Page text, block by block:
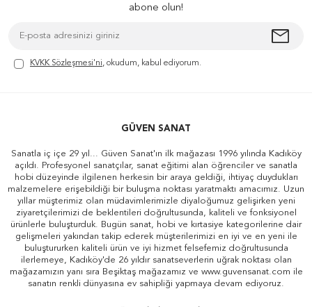
abone olun!
KVKK Sözleşmesi'ni, okudum, kabul ediyorum.
GÜVEN SANAT
Sanatla iç içe 29 yıl... Güven Sanat'ın ilk mağazası 1996 yılında Kadıköy
açıldı. Profesyonel sanatçılar, sanat eğitimi alan öğrenciler ve sanatla
hobi düzeyinde ilgilenen herkesin bir araya geldiği, ihtiyaç duydukları
malzemelere erişebildiği bir buluşma noktası yaratmaktı amacımız. Uzun
yıllar müşterimiz olan müdavimlerimizle diyaloğumuz gelişirken yeni
ziyaretçilerimizi de beklentileri doğrultusunda, kaliteli ve fonksiyonel
ürünlerle buluşturduk. Bugün sanat, hobi ve kırtasiye kategorilerine dair
gelişmeleri yakından takip ederek müşterilerimizi en iyi ve en yeni ile
buluştururken kaliteli ürün ve iyi hizmet felsefemiz doğrultusunda
ilerlemeye, Kadıköy'de 26 yıldır sanatseverlerin uğrak noktası olan
mağazamızın yanı sıra Beşiktaş mağazamız ve www.guvensanat.com ile
sanatın renkli dünyasına ev sahipliği yapmaya devam ediyoruz.